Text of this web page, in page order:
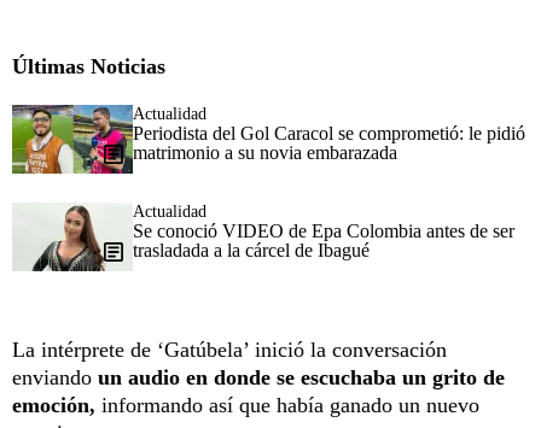
Últimas Noticias
Actualidad
Periodista del Gol Caracol se comprometió: le pidió
matrimonio a su novia embarazada
Actualidad
Se conoció VIDEO de Epa Colombia antes de ser
trasladada a la cárcel de Ibagué
La intérprete de ‘Gatúbela’ inició la conversación
enviando un audio en donde se escuchaba un grito de
emoción, informando así que había ganado un nuevo